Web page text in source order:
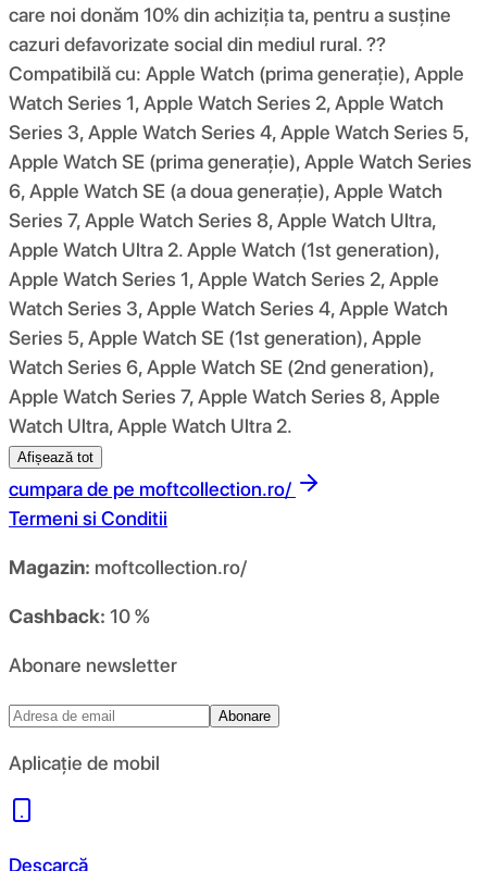
care noi donăm 10% din achiziția ta, pentru a susține
cazuri defavorizate social din mediul rural. ??
Compatibilă cu: Apple Watch (prima generație), Apple
Watch Series 1, Apple Watch Series 2, Apple Watch
Series 3, Apple Watch Series 4, Apple Watch Series 5,
Apple Watch SE (prima generație), Apple Watch Series
6, Apple Watch SE (a doua generație), Apple Watch
Series 7, Apple Watch Series 8, Apple Watch Ultra,
Apple Watch Ultra 2. Apple Watch (1st generation),
Apple Watch Series 1, Apple Watch Series 2, Apple
Watch Series 3, Apple Watch Series 4, Apple Watch
Series 5, Apple Watch SE (1st generation), Apple
Watch Series 6, Apple Watch SE (2nd generation),
Apple Watch Series 7, Apple Watch Series 8, Apple
Watch Ultra, Apple Watch Ultra 2.
Afișează tot
cumpara de pe moftcollection.ro/
Termeni si Conditii
Magazin: moftcollection.ro/
Cashback: 10 %
Abonare newsletter
Abonare
Aplicație de mobil
Descarcă